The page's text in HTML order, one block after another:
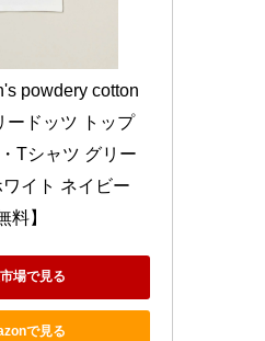
powdery cotton
ードッツ トップ
Tシャツ グリー
イト ネイビー
料】
場で見る
で見る